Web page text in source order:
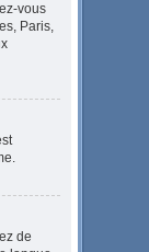
vous
Paris,
de